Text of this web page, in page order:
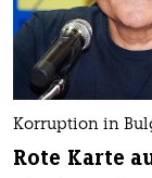
Korruption in
Rote Karte